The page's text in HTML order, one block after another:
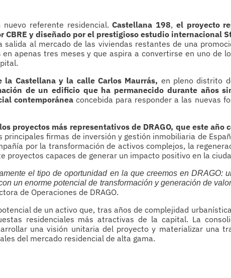
referente residencial.Castellana 198, el proyecto
CBRE y diseñado por el prestigioso estudio internacional
salida al mercado de las viviendas restantes de una
en apenas tres meses y que aspira a convertirse en uno de
la Castellana y la calle Carlos Maurrás, en pleno distrito
de un edificio que ha permanecido durante años
contemporáneaconcebida para responder a las nuevas
proyectos más representativos de DRAGO, que este año
principales firmas de inversión y gestión inmobiliaria de
por la transformación de activos complejos, la
proyectos capaces de generar un impacto positivo en la
el tipo de oportunidad en la que creemos en DRAGO:
un enorme potencial de transformación y generación de
de Operaciones de DRAGO.
de un activo que, tras años de complejidad
residenciales más atractivas de la capital. La
una visión unitaria del proyecto y materializar una
del mercado residencial de alta gama.